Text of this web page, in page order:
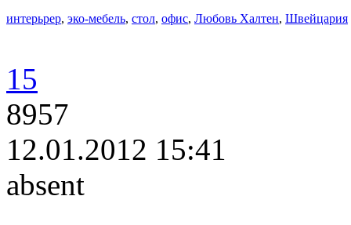
интерьрер, эко-мебель, стол, офис, Любовь Халтен, Швейцария
15
8957
12.01.2012 15:41
absent